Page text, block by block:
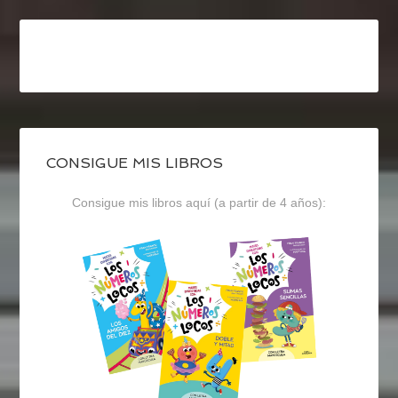
CONSIGUE MIS LIBROS
Consigue mis libros aquí (a partir de 4 años):